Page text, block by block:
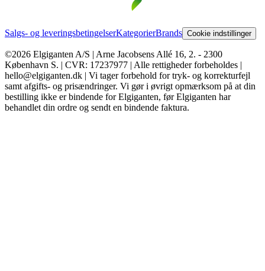
Salgs- og leveringsbetingelserKategorierBrands Cookie indstillinger
©2026 Elgiganten A/S | Arne Jacobsens Allé 16, 2. - 2300
København S. | CVR: 17237977 | Alle rettigheder forbeholdes |
hello@elgiganten.dk | Vi tager forbehold for tryk- og korrekturfejl
samt afgifts- og prisændringer. Vi gør i øvrigt opmærksom på at din
bestilling ikke er bindende for Elgiganten, før Elgiganten har
behandlet din ordre og sendt en bindende faktura.